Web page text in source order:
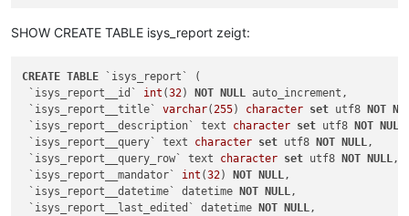
SHOW CREATE TABLE isys_report zeigt:
CREATE TABLE `isys_report` (
`isys_report__id` int (32) NOT NULL
auto_increment,
`isys_report__title` varchar( 255) character set utf8 NOT
`isys_report__description` text character set utf8 NOT NULL
`isys_report__query` text character set utf8 NOT NULL ,
`isys_report__query_row` text character set utf8 NOT NULL ,
`isys_report__mandator` int (32) NOT NULL ,
`isys_report__datetime` datetime NOT NULL ,
`isys_report__last_edited` datetime NOT NULL ,